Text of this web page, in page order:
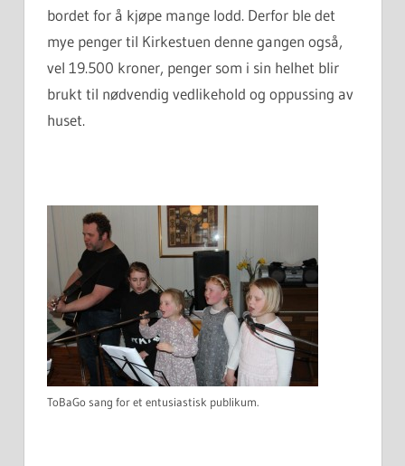
bordet for å kjøpe mange lodd. Derfor ble det
mye penger til Kirkestuen denne gangen også,
vel 19.500 kroner, penger som i sin helhet blir
brukt til nødvendig vedlikehold og oppussing av
huset.
ToBaGo sang for et entusiastisk publikum.